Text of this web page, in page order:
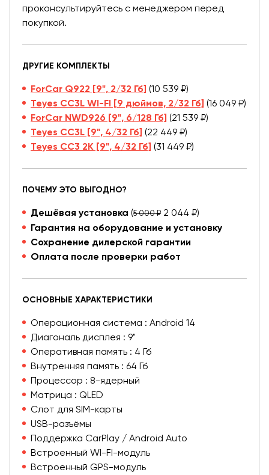
проконсультируйтесь с менеджером перед
покупкой.
ДРУГИЕ КОМПЛЕКТЫ
ForCar Q922 [9", 2/32 Гб] (10 539 ₽)
Teyes CC3L WI-FI [9 дюймов, 2/32 Гб] (16 049 ₽)
ForCar NWD926 [9", 6/128 Гб] (21 539 ₽)
Teyes CC3L [9", 4/32 Гб] (22 449 ₽)
Teyes CC3 2K [9", 4/32 Гб] (31 449 ₽)
ПОЧЕМУ ЭТО ВЫГОДНО?
Дешёвая установка (5 000 ₽ 2 044 ₽)
Гарантия на оборудование и установку
Сохранение дилерской гарантии
Оплата после проверки работ
ОСНОВНЫЕ ХАРАКТЕРИСТИКИ
Операционная система : Android 14
Диагональ дисплея : 9"
Оперативная память : 4 Гб
Внутренняя память : 64 Гб
Процессор : 8-ядерный
Матрица : QLED
Слот для SIM-карты
USB-разъёмы
Поддержка CarPlay / Android Auto
Встроенный WI-FI-модуль
Встроенный GPS-модуль